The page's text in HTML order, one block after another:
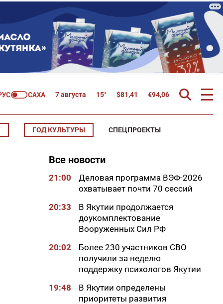
7 августа 15° $81,41 €94,06
ГОД КУЛЬТУРЫ СПЕЦПРОЕКТЫ
Все новости
21:00
Деловая программа ВЭФ-2026
охватывает почти 70 сессий
20:33
В Якутии продолжается
доукомплектование
Вооруженных Сил РФ
20:02
Более 230 участников СВО
получили за неделю
поддержку психологов Якутии
19:48
В Якутии определены
приоритеты развития